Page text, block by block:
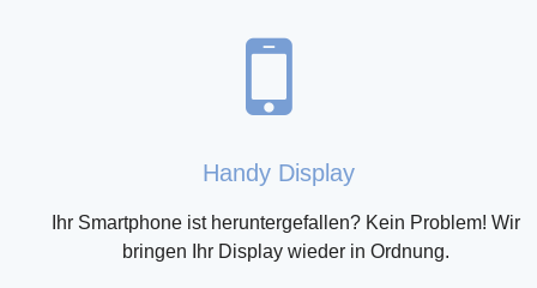
Handy Display
Ihr Smartphone ist heruntergefallen? Kein Problem! Wir
bringen Ihr Display wieder in Ordnung.